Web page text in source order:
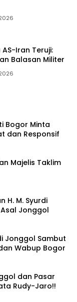
Iran Teruji:
Balasan Militer
Bogor Minta
dan Responsif
Majelis Taklim
H. M. Syurdi
Jonggol
Jonggol Sambut
Wabup Bogor
dan Pasar
Rudy-Jaro!!